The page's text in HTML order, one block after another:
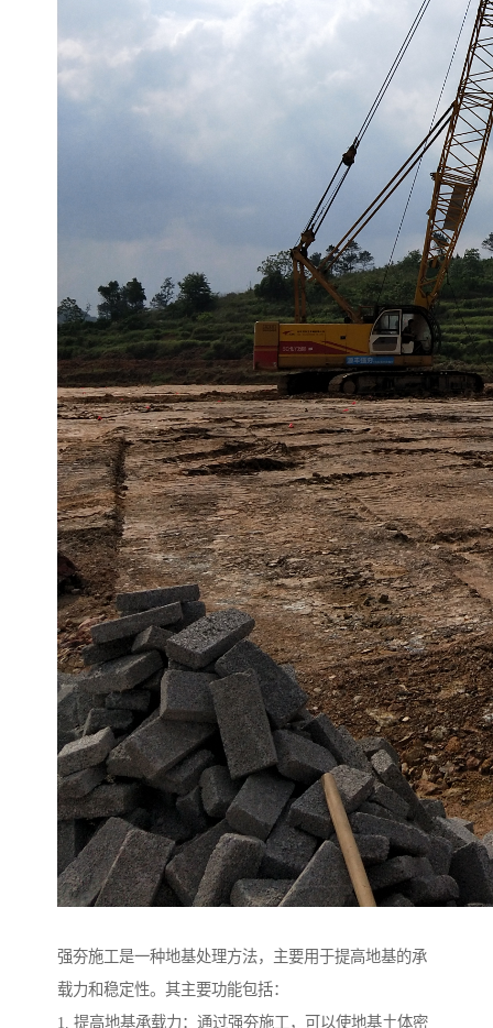
强夯施工是一种地基处理方法，主要用于提高地基的承
载力和稳定性。其主要功能包括：
1. 提高地基承载力：通过强夯施工，可以使地基土体密